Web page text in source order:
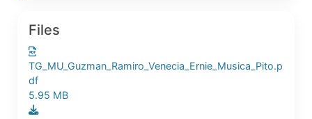
Files
TG_MU_Guzman_Ramiro_Venecia_Ernie_Musica_Pito.p
df
5.95 MB